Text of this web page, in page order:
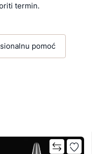
termin.
pomoć